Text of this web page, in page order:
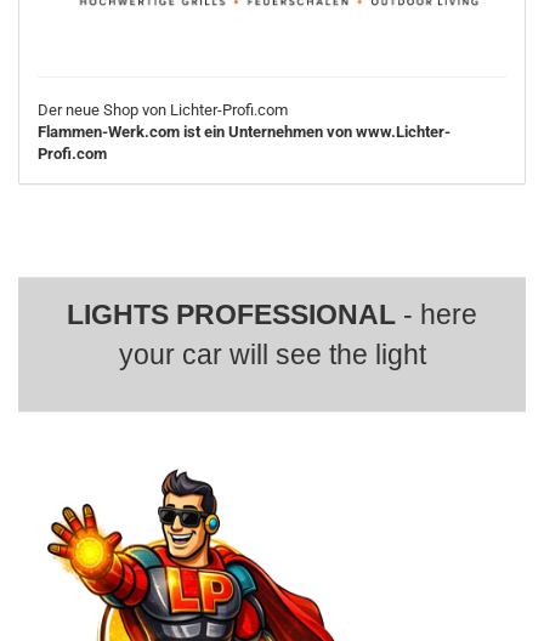
Der neue Shop von Lichter-Profi.com
Flammen-Werk.com ist ein Unternehmen von www.Lichter-
Profi.com
LIGHTS PROFESSIONAL - here
your car will see the light